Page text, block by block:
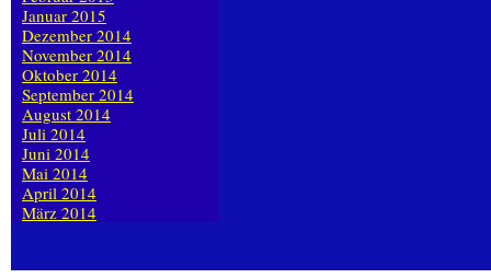
Januar 2015
Dezember 2014
November 2014
Oktober 2014
September 2014
August 2014
Juli 2014
Juni 2014
Mai 2014
April 2014
März 2014